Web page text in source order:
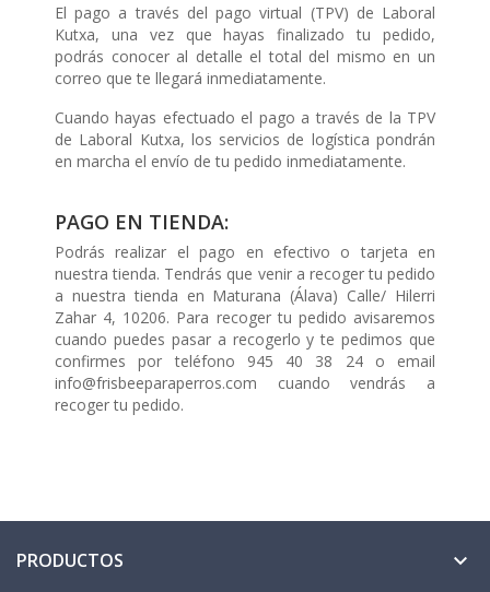
El pago a través del pago virtual (TPV) de Laboral
Kutxa, una vez que hayas finalizado tu pedido,
podrás conocer al detalle el total del mismo en un
correo que te llegará inmediatamente.
Cuando hayas efectuado el pago a través de la TPV
de Laboral Kutxa, los servicios de logística pondrán
en marcha el envío de tu pedido inmediatamente.
PAGO EN TIENDA:
Podrás realizar el pago en efectivo o tarjeta en
nuestra tienda. Tendrás que venir a recoger tu pedido
a nuestra tienda en Maturana (Álava) Calle/ Hilerri
Zahar 4, 10206. Para recoger tu pedido avisaremos
cuando puedes pasar a recogerlo y te pedimos que
confirmes por teléfono 945 40 38 24 o email
info@frisbeeparaperros.com cuando vendrás a
recoger tu pedido.
PRODUCTOS 